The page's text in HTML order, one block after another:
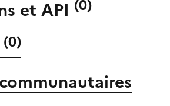
et API (0)
(0)